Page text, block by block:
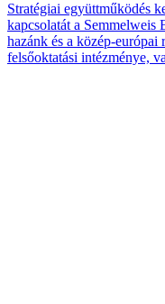
Stratégiai együttműködés
kapcsolatát a Semmelweis
hazánk és a közép-
felsőoktatási intézménye,